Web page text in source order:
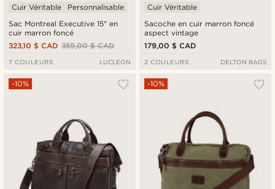
Sac Montreal Executive 15" en
cuir marron foncé
Cuir Véritable Personnalisable
359,00 $ CAD
323,10 $ CAD
7 COULEURS LUCLEON
Sacoche en cuir marron foncé
aspect vintage
Cuir Véritable
179,00 $ CAD
2 COULEURS DELTON BAGS
-10% -10%